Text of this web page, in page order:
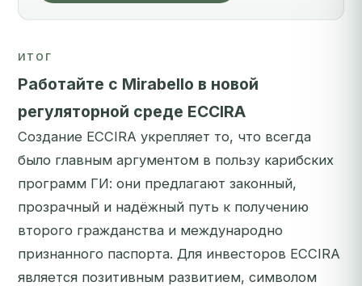
ИТОГ
Работайте с Mirabello в новой
регуляторной среде ECCIRA
Создание ECCIRA укрепляет то, что всегда
было главным аргументом в пользу карибских
программ ГИ: они предлагают законный,
прозрачный и надёжный путь к получению
второго гражданства и международно
признанного паспорта. Для инвесторов ECCIRA
является позитивным развитием, символом